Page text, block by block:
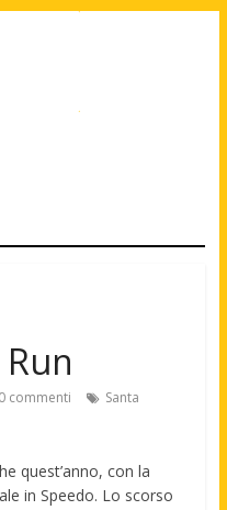
0 commenti
Santa
quest’anno, con la
in Speedo. Lo scorso